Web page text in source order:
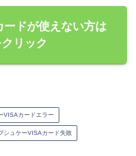
ドが使えない方は
リック
VISAカードエラー
シュケーVISAカード失敗